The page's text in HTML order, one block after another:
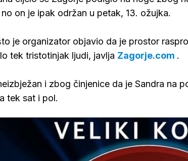
on je ipak održan u petak, 13. ožujka.
je organizator objavio da je prostor
tek tristotinjak ljudi, javlja Zagorje.com .
i zbog činjenice da je Sandra na
tek sat i pol.